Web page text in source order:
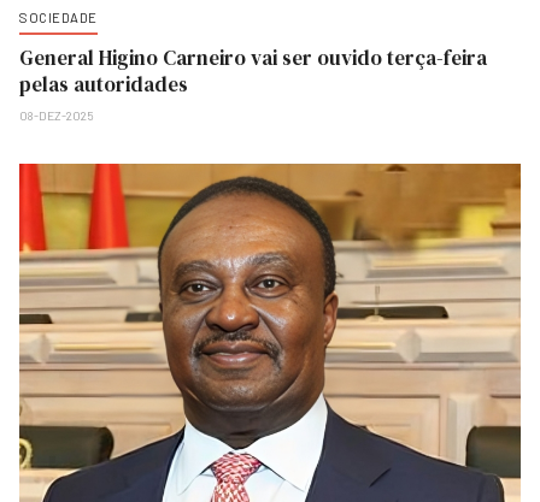
SOCIEDADE
General Higino Carneiro vai ser ouvido terça-feira
pelas autoridades
08-DEZ-2025